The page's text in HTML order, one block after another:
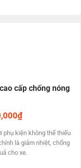
cấp chống nóng
₫Current
is:
250,000₫.
phụ kiện không thể thiếu
là giảm nhiệt, chống
cho xe.